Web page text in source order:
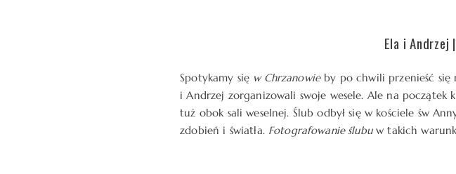
Ela i
Spotykamy się w Chrzanowieby po chwili przenieść się
i Andrzej zorganizowali swoje wesele. Ale na
tuż obok sali weselnej. Ślub odbył się w kościele św
zdobień i światła. Fotografowanie ślubuw takich